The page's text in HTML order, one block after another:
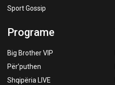
Sport Gossip
Programe
Big Brother VIP
Për’puthen
Shqipëria LIVE